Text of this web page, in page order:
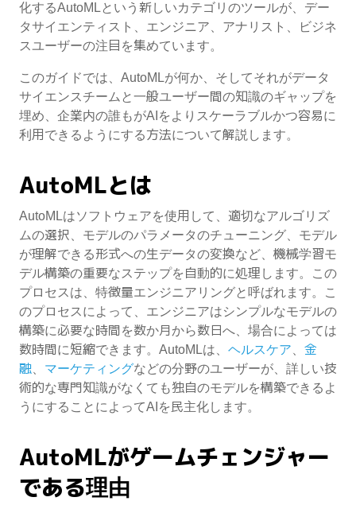
化するAutoMLという新しいカテゴリのツールが、デー
タサイエンティスト、エンジニア、アナリスト、ビジネ
スユーザーの注目を集めています。
このガイドでは、AutoMLが何か、そしてそれがデータ
サイエンスチームと一般ユーザー間の知識のギャップを
埋め、企業内の誰もがAIをよりスケーラブルかつ容易に
利用できるようにする方法について解説します。
AutoMLとは
AutoMLはソフトウェアを使用して、適切なアルゴリズ
ムの選択、モデルのパラメータのチューニング、モデル
が理解できる形式への生データの変換など、機械学習モ
デル構築の重要なステップを自動的に処理します。この
プロセスは、特徴量エンジニアリングと呼ばれます。こ
のプロセスによって、エンジニアはシンプルなモデルの
構築に必要な時間を数か月から数日へ、場合によっては
数時間に短縮できます。AutoMLは、 ヘルスケア
金
融
マーケティングなどの分野のユーザーが、詳しい技
術的な専門知識がなくても独自のモデルを構築できるよ
うにすることによってAIを民主化します。
AutoMLがゲームチェンジャー
である理由